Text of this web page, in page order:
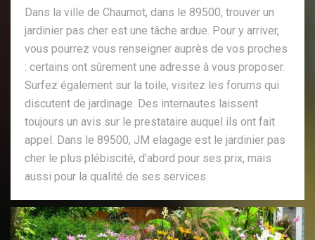
Dans la ville de Chaumot, dans le 89500, trouver un
jardinier pas cher est une tâche ardue. Pour y arriver,
vous pourrez vous renseigner auprès de vos proches
: certains ont sûrement une adresse à vous proposer.
Surfez également sur la toile, visitez les forums qui
discutent de jardinage. Des internautes laissent
toujours un avis sur le prestataire auquel ils ont fait
appel. Dans le 89500, JM elagage est le jardinier pas
cher le plus plébiscité, d’abord pour ses prix, mais
aussi pour la qualité de ses services.